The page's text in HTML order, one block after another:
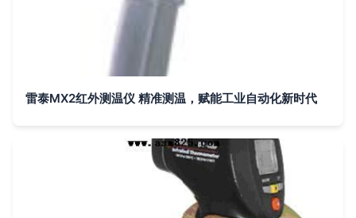
雷泰MX2红外测温仪 精准测温，赋能工业自动化新时代